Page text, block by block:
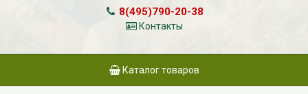
8(495)790-20-38
Контакты
Каталог товаров